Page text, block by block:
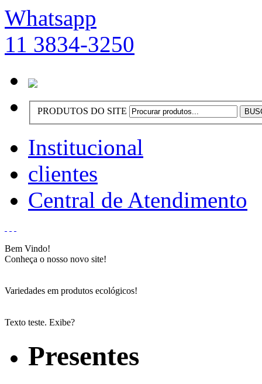
Whatsapp
11 3834-3250
PRODUTOS DO SITE
Institucional
clientes
Central de Atendimento
Bem Vindo!
Conheça o nosso novo site!
Variedades em produtos ecológicos!
Texto teste. Exibe?
Presentes